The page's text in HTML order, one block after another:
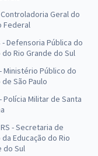
Controladoria Geral do
Federal
- Defensoria Pública do
Rio Grande do Sul
Ministério Público do
São Paulo
Polícia Militar de Santa
RS - Secretaria de
Educação do Rio
do Sul